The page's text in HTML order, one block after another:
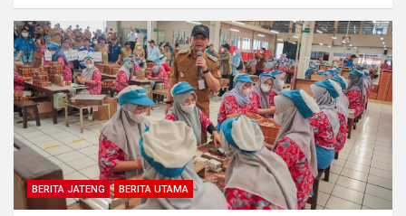
BERITA JATENG BERITA UTAMA